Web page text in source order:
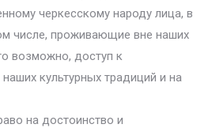
черкесскому народу лица, в
числе, проживающие вне наших
возможно, доступ к
культурных традиций и на
на достоинство и